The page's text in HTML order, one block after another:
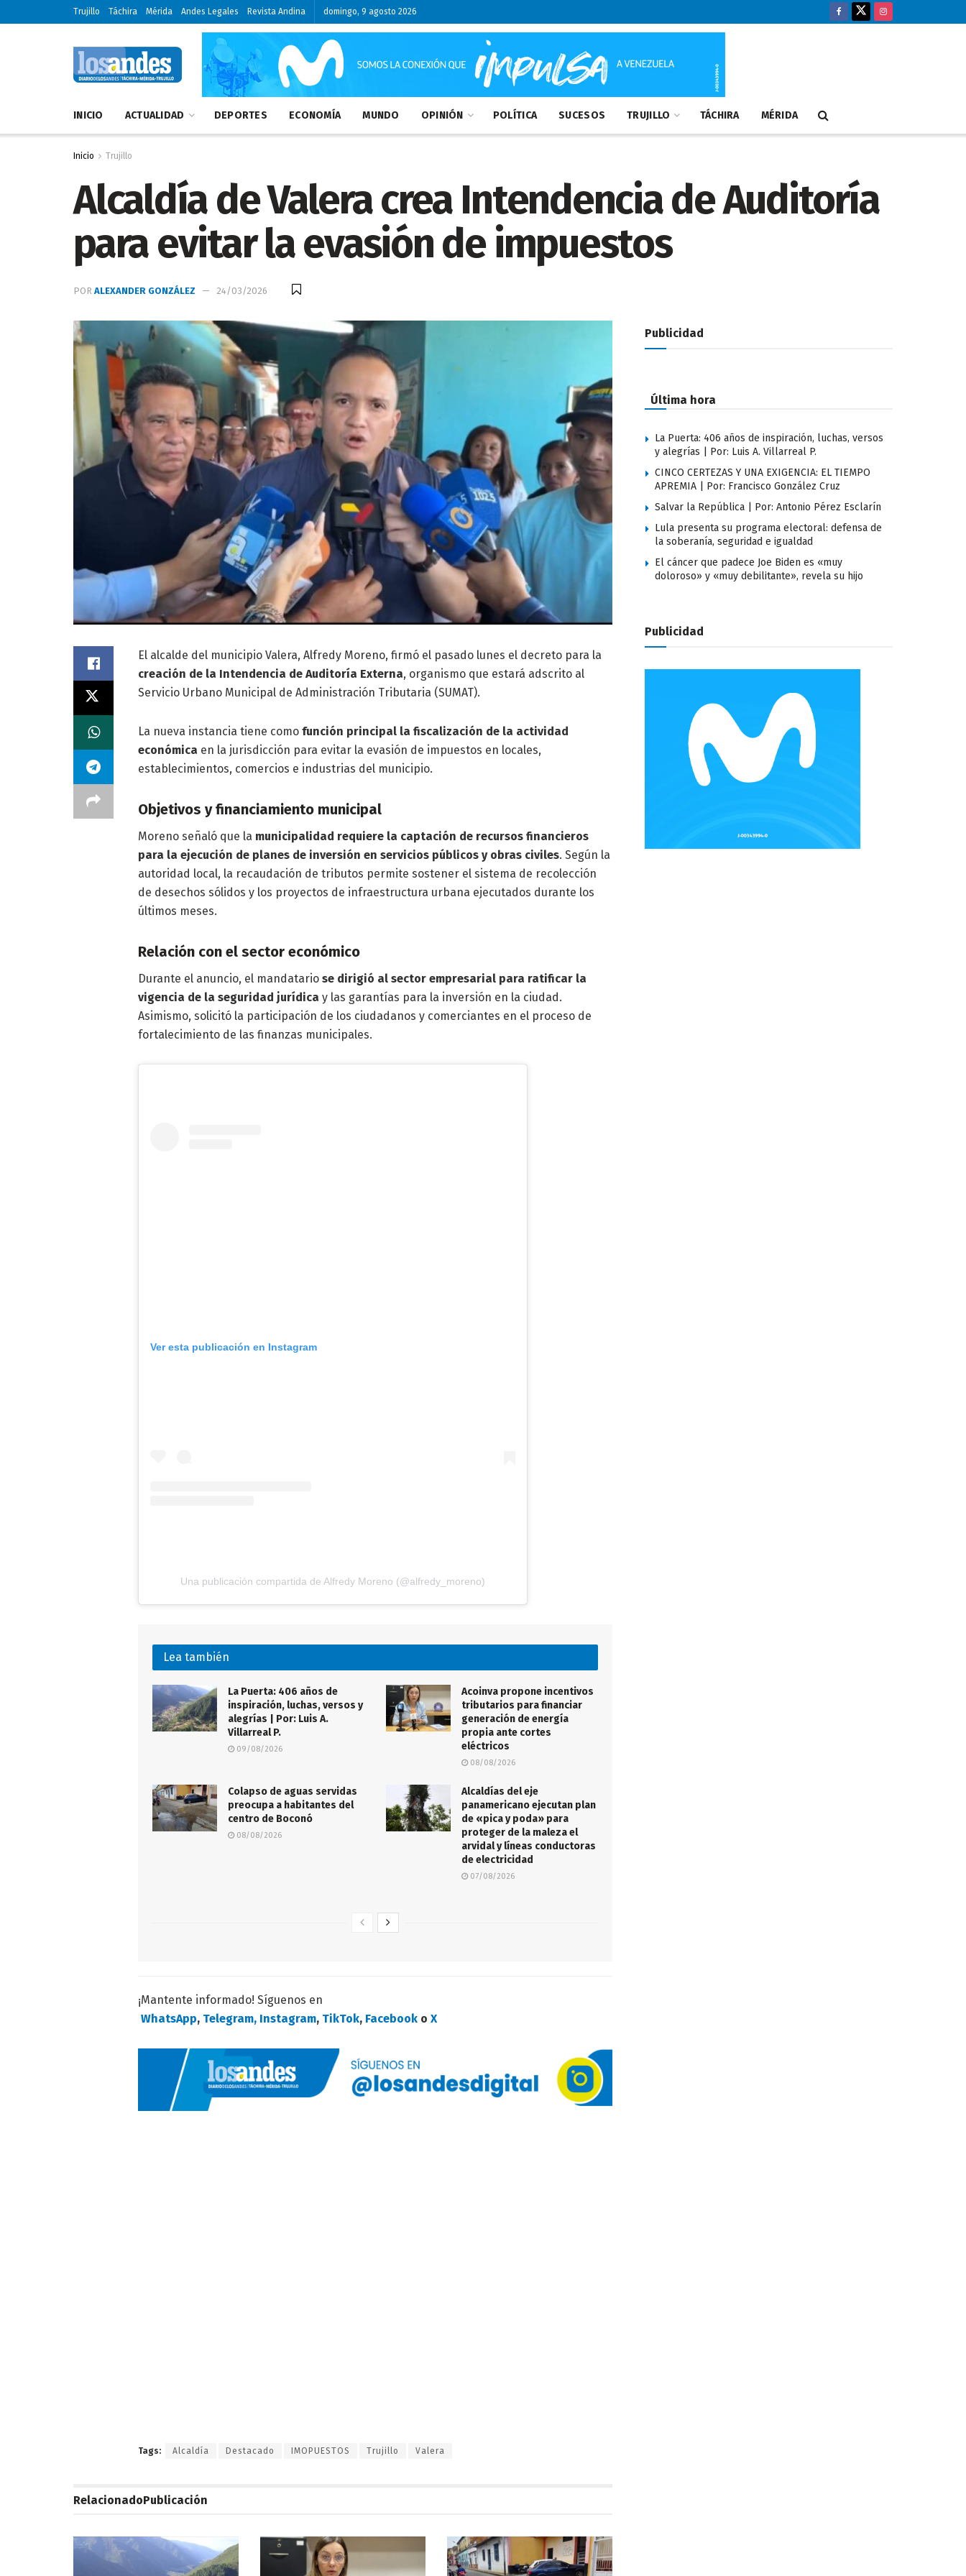
Trujillo Táchira Mérida Andes Legales Revista Andina domingo, 9 agosto 2026
INICIO ACTUALIDAD DEPORTES ECONOMÍA MUNDO OPINIÓN POLÍTICA SUCESOS TRUJILLO TÁCHIRA MÉRIDA
Inicio Trujillo
Alcaldía de Valera crea Intendencia de Auditoría
para evitar la evasión de impuestos
POR ALEXANDER GONZÁLEZ 24/03/2026
El alcalde del municipio Valera, Alfredy Moreno, firmó el pasado lunes el decreto para la
creación de la Intendencia de Auditoría Externa, organismo que estará adscrito al
Servicio Urbano Municipal de Administración Tributaria (SUMAT).
La nueva instancia tiene como función principal la fiscalización de la actividad
económica en la jurisdicción para evitar la evasión de impuestos en locales,
establecimientos, comercios e industrias del municipio.
Objetivos y financiamiento municipal
Moreno señaló que la municipalidad requiere la captación de recursos financieros
para la ejecución de planes de inversión en servicios públicos y obras civiles. Según la
autoridad local, la recaudación de tributos permite sostener el sistema de recolección
de desechos sólidos y los proyectos de infraestructura urbana ejecutados durante los
últimos meses.
Relación con el sector económico
Durante el anuncio, el mandatario se dirigió al sector empresarial para ratificar la
vigencia de la seguridad jurídica y las garantías para la inversión en la ciudad.
Asimismo, solicitó la participación de los ciudadanos y comerciantes en el proceso de
fortalecimiento de las finanzas municipales.
Ver esta publicación en Instagram
Una publicación compartida de Alfredy Moreno (@alfredy_moreno)
Lea también
La Puerta: 406 años de
inspiración, luchas, versos y
alegrías | Por: Luis A.
Villarreal P.
09/08/2026
Acoinva propone incentivos
tributarios para financiar
generación de energía
propia ante cortes
eléctricos
08/08/2026
Colapso de aguas servidas
preocupa a habitantes del
centro de Boconó
08/08/2026
Alcaldías del eje
panamericano ejecutan plan
de «pica y poda» para
proteger de la maleza el
arvidal y líneas conductoras
de electricidad
07/08/2026
¡Mantente informado! Síguenos en
WhatsApp, Telegram, Instagram, TikTok, Facebook o X
Tags: Alcaldía Destacado IMOPUESTOS Trujillo Valera
RelacionadoPublicación
Publicidad
Última hora
La Puerta: 406 años de inspiración, luchas, versos
y alegrías | Por: Luis A. Villarreal P.
CINCO CERTEZAS Y UNA EXIGENCIA: EL TIEMPO
APREMIA | Por: Francisco González Cruz
Salvar la República | Por: Antonio Pérez Esclarín
Lula presenta su programa electoral: defensa de
la soberanía, seguridad e igualdad
El cáncer que padece Joe Biden es «muy
doloroso» y «muy debilitante», revela su hijo
Publicidad